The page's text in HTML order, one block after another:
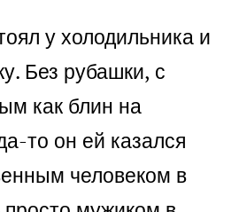
у холодильника и
Без рубашки, с
как блин на
то он ей казался
человеком в